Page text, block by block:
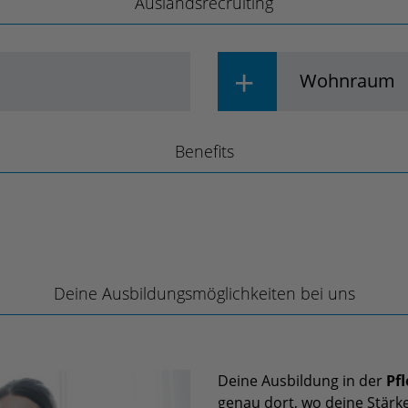
Wohnraum
Benefits
Familienbudget Firmenfitness
Deine Ausbildungsmöglichkeiten bei uns
Deine Ausbildung in der
genau dort, wo deine